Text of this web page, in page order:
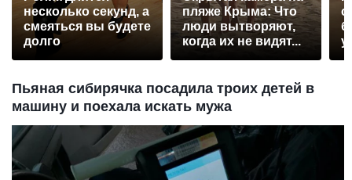
несколько секунд, а
смеяться вы будете
долго
пляже Крыма: Что
люди вытворяют,
когда их не видят...
Пьяная сибирячка посадила троих детей в
машину и поехала искать мужа